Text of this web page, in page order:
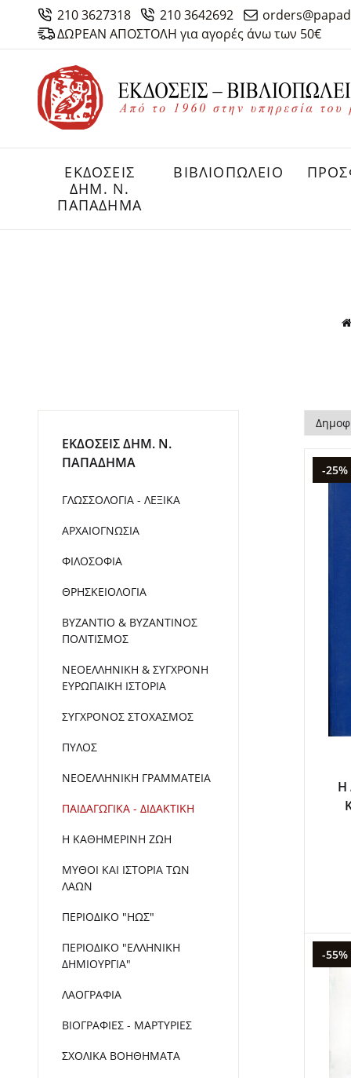
210 3627318 210 3642692
ΔΩΡΕΑΝ ΑΠΟΣΤΟΛΗ για αγορές άνω των 50€
ΕΚΔΟΣΕΙΣ
ΔHM. Ν.
ΠΑΠΑΔΗΜΑ
ΒΙΒΛΙΟΠΩΛΕΙΟ
ΕΚΔΟΣΕΙΣ ΔHM. Ν.
ΠΑΠΑΔΗΜΑ
ΓΛΩΣΣΟΛΟΓΙΑ - ΛΕΞΙΚΑ
ΑΡΧΑΙΟΓΝΩΣΙΑ
ΦΙΛΟΣΟΦΙΑ
ΘΡΗΣΚΕΙΟΛΟΓΙΑ
ΒΥΖΑΝΤΙΟ & ΒΥΖΑΝΤΙΝΟΣ
ΠΟΛΙΤΙΣΜΟΣ
ΝΕΟΕΛΛΗΝΙΚΗ & ΣΥΓΧΡΟΝΗ
ΕΥΡΩΠΑΙΚΗ ΙΣΤΟΡΙΑ
ΣΥΓΧΡΟΝΟΣ ΣΤΟΧΑΣΜΟΣ
ΠΥΛΟΣ
ΝΕΟΕΛΛΗΝΙΚΗ ΓΡΑΜΜΑΤΕΙΑ
ΠΑΙΔΑΓΩΓΙΚΑ - ΔΙΔΑΚΤΙΚΗ
Η ΚΑΘΗΜΕΡΙΝΗ ΖΩΗ
ΜΥΘΟΙ ΚΑΙ ΙΣΤΟΡΙΑ ΤΩΝ
ΛΑΩΝ
ΠΕΡΙΟΔΙΚΟ "ΗΩΣ"
ΠΕΡΙΟΔΙΚΟ "ΕΛΛΗΝΙΚΗ
ΔΗΜΙΟΥΡΓΙΑ"
ΛΑΟΓΡΑΦΙΑ
ΒΙΟΓΡΑΦΙΕΣ - ΜΑΡΤΥΡΙΕΣ
ΣΧΟΛΙΚΑ ΒΟΗΘΗΜΑΤΑ
-25%
Η
-55%